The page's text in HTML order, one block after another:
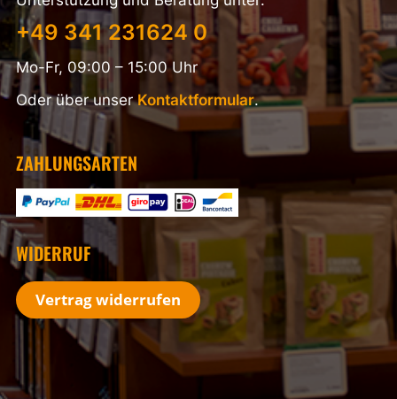
+49 341 231624 0
Mo-Fr, 09:00 – 15:00 Uhr
Oder über unserKontaktformular.
ZAHLUNGSARTEN
WIDERRUF
Vertrag widerrufen